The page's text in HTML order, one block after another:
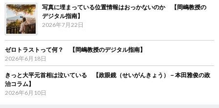
写真に埋まっている位置情報はおっかないのか 【岡嶋教授の
デジタル指南】
2026年7月22日
ゼロトラストって何？ 【岡嶋教授のデジタル指南】
2026年6月18日
きっと大平元首相は泣いている 【政眼鏡（せいがんきょう）－本田雅俊の政
治コラム】
2026年6月10日